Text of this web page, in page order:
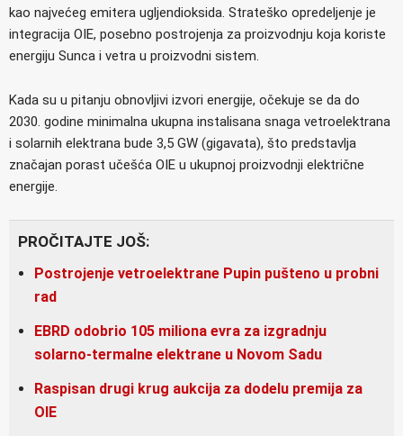
kao najvećeg emitera ugljendioksida. Strateško opredeljenje je
integracija OIE, posebno postrojenja za proizvodnju koja koriste
energiju Sunca i vetra u proizvodni sistem.
Kada su u pitanju obnovljivi izvori energije, očekuje se da do
2030. godine minimalna ukupna instalisana snaga vetroelektrana
i solarnih elektrana bude 3,5 GW (gigavata), što predstavlja
značajan porast učešća OIE u ukupnoj proizvodnji električne
energije.
PROČITAJTE JOŠ:
Postrojenje vetroelektrane Pupin pušteno u probni
rad
EBRD odobrio 105 miliona evra za izgradnju
solarno-termalne elektrane u Novom Sadu
Raspisan drugi krug aukcija za dodelu premija za
OIE